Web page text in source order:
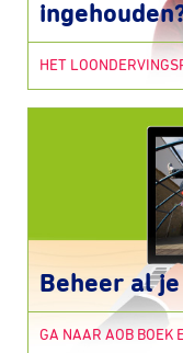
HET
Beheer al
GA NAAR AOB BOEK